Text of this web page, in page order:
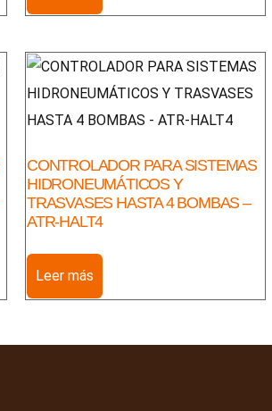
CONTROLADOR PARA SISTEMAS
HIDRONEUMÁTICOS Y
TRASVASES HASTA 4 BOMBAS –
ATR-HALT4
Leer más